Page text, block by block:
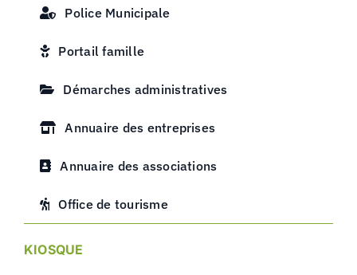
Police Municipale
Portail famille
Démarches administratives
Annuaire des entreprises
Annuaire des associations
Office de tourisme
KIOSQUE